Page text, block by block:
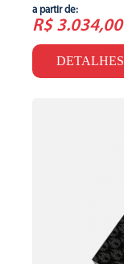
a partir de:
R$ 3.034,00
DETALHES